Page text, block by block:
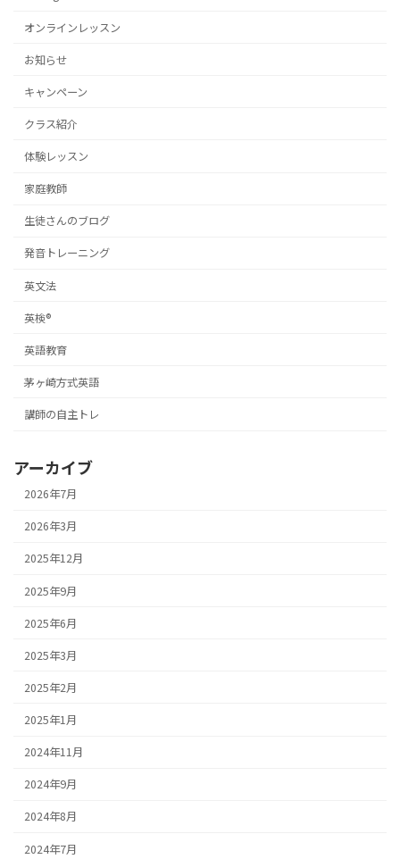
オンラインレッスン
お知らせ
キャンペーン
クラス紹介
体験レッスン
家庭教師
生徒さんのブログ
発音トレーニング
英文法
英検®
英語教育
茅ヶ崎方式英語
講師の自主トレ
アーカイブ
2026年7月
2026年3月
2025年12月
2025年9月
2025年6月
2025年3月
2025年2月
2025年1月
2024年11月
2024年9月
2024年8月
2024年7月